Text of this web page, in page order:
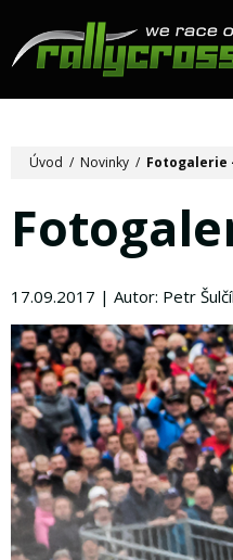
Úvod / Novinky / Fotogalerie
17.09.2017 | Autor: Petr